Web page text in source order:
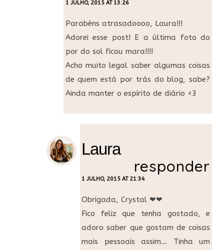
1 JULHO, 2015 AT 13:26
Parabéns atrasadoooo, Laura!!!
Adorei esse post! E a última foto do
por do sol ficou mara!!!!
Acho muito legal saber algumas coisas
de quem está por trás do blog, sabe?
Ainda manter o espírito de diário <3
Laura
1 JULHO, 2015 AT 21:34
responder
Obrigada, Crystal ❤❤
Fico feliz que tenha gostado, e
adoro saber que gostam de coisas
mais pessoais assim… Tinha um